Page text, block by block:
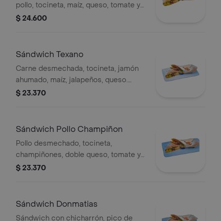
pollo, tocineta, maíz, queso, tomate y
lechuga.
$ 24.600
Sándwich Texano
Carne desmechada, tocineta, jamón
ahumado, maíz, jalapeños, queso.
tomate y lechuga.
$ 23.370
Sándwich Pollo Champiñon
Pollo desmechado, tocineta,
champiñones, doble queso, tomate y
orégano.
$ 23.370
Sándwich Donmatias
Sándwich con chicharrón, pico de